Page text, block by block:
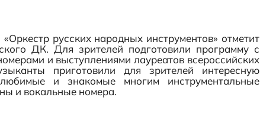
русских народных инструментов» отметит
ДК. Для зрителей подготовили программу с
и выступлениями лауреатов всероссийских
приготовили для зрителей интересную
и знакомые многим инструментальные
и вокальные номера.